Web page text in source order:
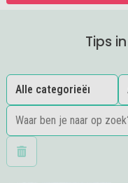
Tips
Wis filters